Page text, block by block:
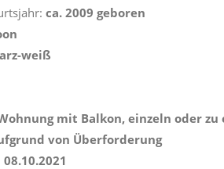
ca. 2009 geboren
weiß
mit Balkon, einzeln oder zu
von Überforderung
08.10.2021